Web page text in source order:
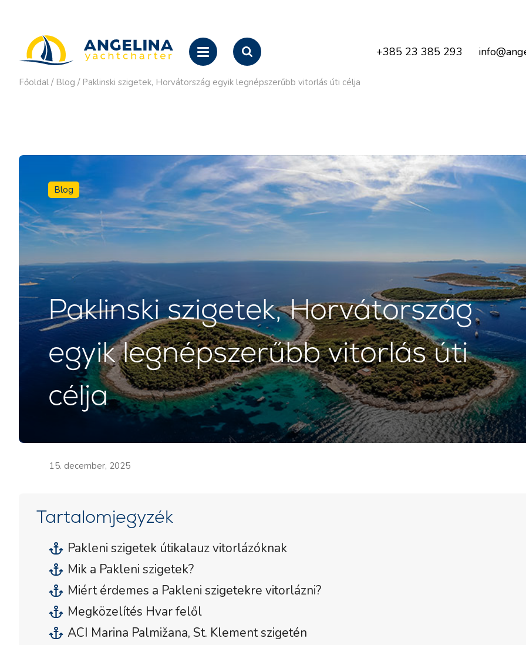
+385 23 385 293
Főoldal / Blog / Paklinski szigetek, Horvátország egyik legnépszerűbb vitorlás úti célja
Blog
Paklinski szigetek, Horvátország
egyik legnépszerűbb vitorlás úti
célja
15. december, 2025
Tartalomjegyzék
Pakleni szigetek útikalauz vitorlázóknak
Mik a Pakleni szigetek?
Miért érdemes a Pakleni szigetekre vitorlázni?
Megközelítés Hvar felől
ACI Marina Palmižana, St. Klement szigetén